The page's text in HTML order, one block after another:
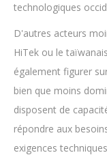
technologiques
D'autres acteurs
HiTek ou le
également figurer
bien que moins
disposent de
répondre aux
exigences